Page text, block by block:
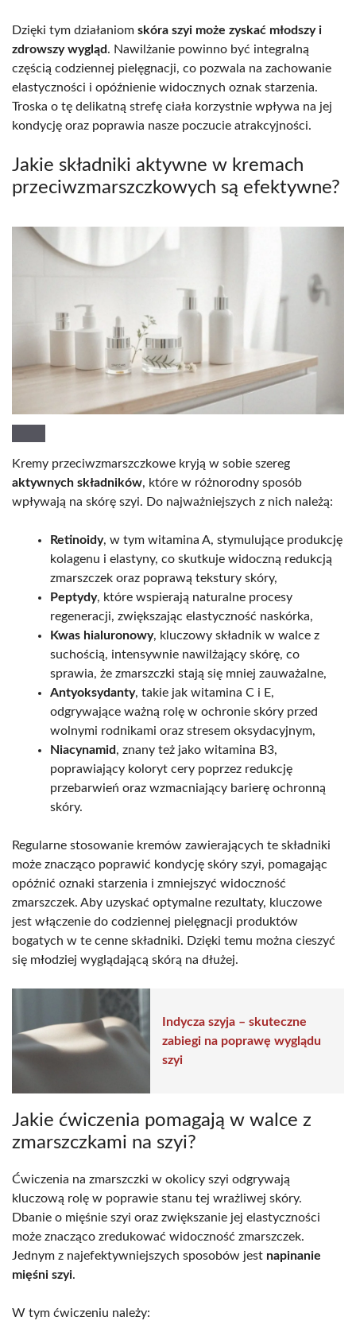
Dzięki tym działaniom skóra szyi może zyskać młodszy i
zdrowszy wygląd. Nawilżanie powinno być integralną
częścią codziennej pielęgnacji, co pozwala na zachowanie
elastyczności i opóźnienie widocznych oznak starzenia.
Troska o tę delikatną strefę ciała korzystnie wpływa na jej
kondycję oraz poprawia nasze poczucie atrakcyjności.
Jakie składniki aktywne w kremach
przeciwzmarszczkowych są efektywne?
Kremy przeciwzmarszczkowe kryją w sobie szereg
aktywnych składników, które w różnorodny sposób
wpływają na skórę szyi. Do najważniejszych z nich należą:
Retinoidy, w tym witamina A, stymulujące produkcję
kolagenu i elastyny, co skutkuje widoczną redukcją
zmarszczek oraz poprawą tekstury skóry,
Peptydy, które wspierają naturalne procesy
regeneracji, zwiększając elastyczność naskórka,
Kwas hialuronowy, kluczowy składnik w walce z
suchością, intensywnie nawilżający skórę, co
sprawia, że zmarszczki stają się mniej zauważalne,
Antyoksydanty, takie jak witamina C i E,
odgrywające ważną rolę w ochronie skóry przed
wolnymi rodnikami oraz stresem oksydacyjnym,
Niacynamid, znany też jako witamina B3,
poprawiający koloryt cery poprzez redukcję
przebarwień oraz wzmacniający barierę ochronną
skóry.
Regularne stosowanie kremów zawierających te składniki
może znacząco poprawić kondycję skóry szyi, pomagając
opóźnić oznaki starzenia i zmniejszyć widoczność
zmarszczek. Aby uzyskać optymalne rezultaty, kluczowe
jest włączenie do codziennej pielęgnacji produktów
bogatych w te cenne składniki. Dzięki temu można cieszyć
się młodziej wyglądającą skórą na dłużej.
Indycza szyja – skuteczne
zabiegi na poprawę wyglądu
szyi
Jakie ćwiczenia pomagają w walce z
zmarszczkami na szyi?
Ćwiczenia na zmarszczki w okolicy szyi odgrywają
kluczową rolę w poprawie stanu tej wrażliwej skóry.
Dbanie o mięśnie szyi oraz zwiększanie jej elastyczności
może znacząco zredukować widoczność zmarszczek.
Jednym z najefektywniejszych sposobów jest napinanie
mięśni szyi.
W tym ćwiczeniu należy: